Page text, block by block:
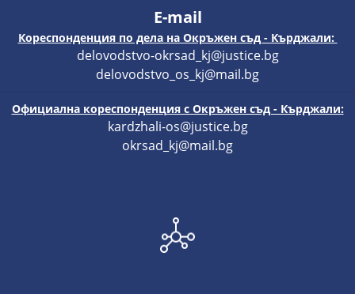
E-mail
Кореспонденция по дела на Окръжен съд - Кърджали:
delovodstvo-okrsad_kj@justice.bg
delovodstvo_os_kj@mail.bg
Официална кореспонденция с Окръжен съд - Кърджали:
kardzhali-os@justice.bg
okrsad_kj@mail.bg